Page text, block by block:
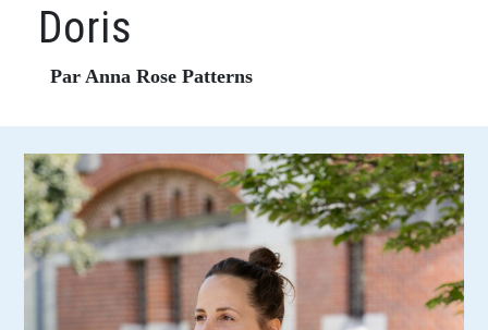
Doris
Par Anna Rose Patterns